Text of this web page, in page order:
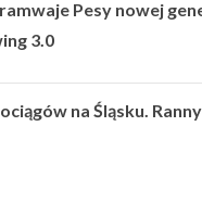
Pesy nowej
3.0
na Śląsku.